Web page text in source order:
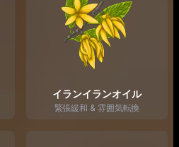
イランイランオイル
緊張緩和 & 雰囲気転換